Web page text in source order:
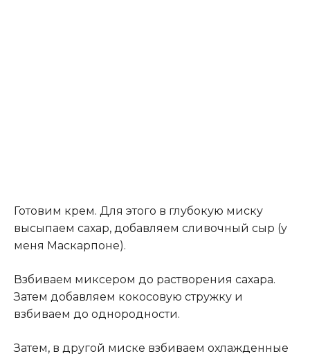
Готовим крем. Для этого в глубокую миску
высыпаем сахар, добавляем сливочный сыр (у
меня Маскарпоне).
Взбиваем миксером до растворения сахара.
Затем добавляем кокосовую стружку и
взбиваем до однородности.
Затем, в другой миске взбиваем охлажденные